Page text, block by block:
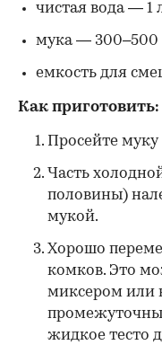
чистая вода — 1
мука — 300–500
емкость для
Как приготовить:
Просейте муку
Часть
половины)
мукой.
Хорошо
комков. Это
миксером или
жидкое тесто